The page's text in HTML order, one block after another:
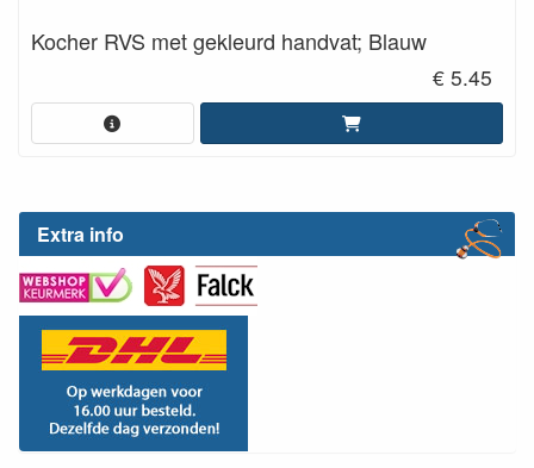
Extra info
Kocher RVS met gekleurd handvat; Blauw
€ 5.45